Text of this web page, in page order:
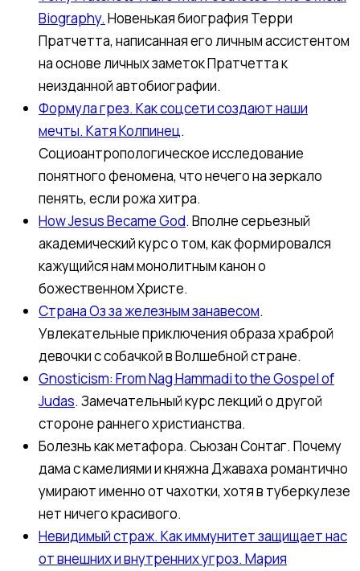
Biography. Новенькая биография Терри
Пратчетта, написанная его личным ассистентом
на основе личных заметок Пратчетта к
неизданной автобиографии.
Формула грез. Как соцсети создают наши
мечты. Катя Колпинец.
Социоантропологическое исследование
понятного феномена, что нечего на зеркало
пенять, если рожа хитра.
How Jesus Became God. Вполне серьезный
академический курс о том, как формировался
кажущийся нам монолитным канон о
божественном Христе.
Страна Оз за железным занавесом.
Увлекательные приключения образа храброй
девочки с собачкой в Волшебной стране.
Gnosticism: From Nag Hammadi to the Gospel of
Judas. Замечательный курс лекций о другой
стороне раннего христианства.
Болезнь как метафора. Сьюзан Сонтаг. Почему
дама с камелиями и княжна Джаваха романтично
умирают именно от чахотки, хотя в туберкулезе
нет ничего красивого.
Невидимый страж. Как иммунитет защищает нас
от внешних и внутренних угроз. Мария